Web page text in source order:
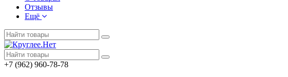
Отзывы
Ещё
+7 (962) 960-78-78